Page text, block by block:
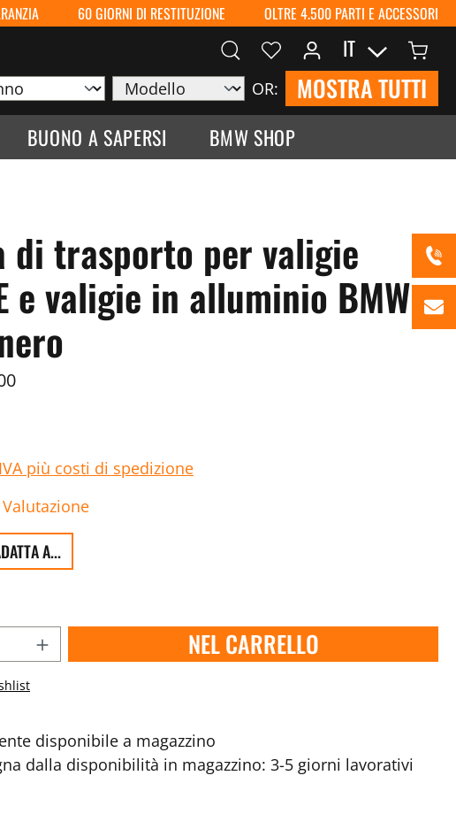
60 GIORNI DI RESTITUZIONE OLTRE 4.500 PARTI E ACCESSORI
OR: MOSTRA TUTTI
IT
BUONO A SAPERSI BMW SHOP
di trasporto per valigie
e valigie in alluminio BMW -
più costi di spedizione
Valutazione
A...
NEL CARRELLO
disponibile a magazzino
dalla disponibilità in magazzino: 3-5 giorni lavorativi